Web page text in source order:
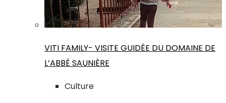
VITI FAMILY- VISITE GUIDÉE DU DOMAINE DE
L’ABBÉ SAUNIÈRE
Culture